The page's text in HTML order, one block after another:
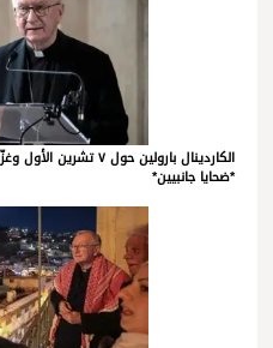
الكاردينال بارولين
*ضحايا جانبيين*